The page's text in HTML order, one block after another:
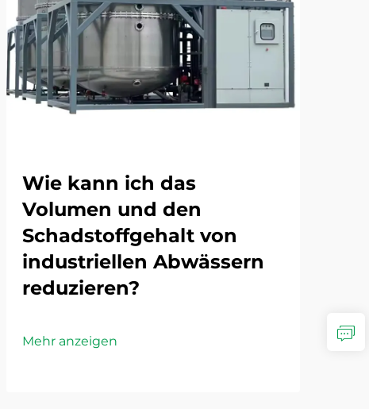
Wie kann ich das
Volumen und den
Schadstoffgehalt von
industriellen Abwässern
reduzieren?
Mehr anzeigen